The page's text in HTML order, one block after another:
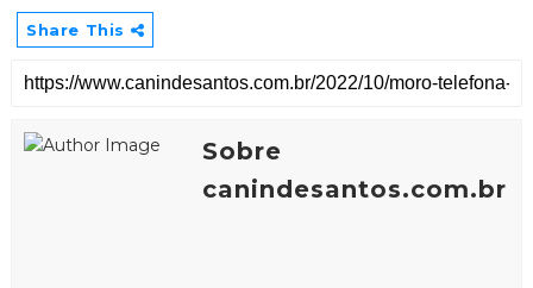
Share This
Sobre
canindesantos.com.br